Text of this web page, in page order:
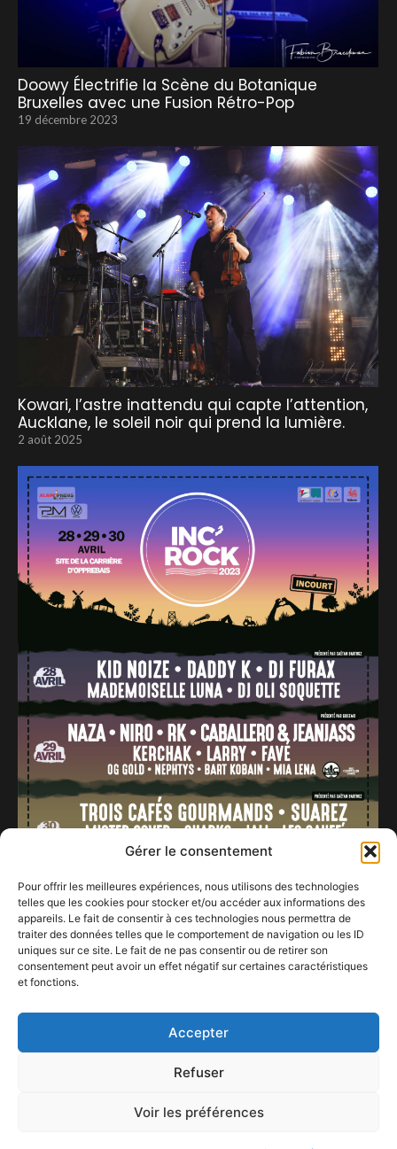
Gérer le consentement
Pour offrir les meilleures expériences, nous utilisons des technologies
telles que les cookies pour stocker et/ou accéder aux informations des
appareils. Le fait de consentir à ces technologies nous permettra de
traiter des données telles que le comportement de navigation ou les ID
uniques sur ce site. Le fait de ne pas consentir ou de retirer son
consentement peut avoir un effet négatif sur certaines caractéristiques
et fonctions.
Accepter
Refuser
Voir les préférences
Doowy Électrifie la Scène du Botanique
Bruxelles avec une Fusion Rétro-Pop
19 décembre 2023
Kowari, l’astre inattendu qui capte l’attention,
Aucklane, le soleil noir qui prend la lumière.
2 août 2025
12 avril 2023